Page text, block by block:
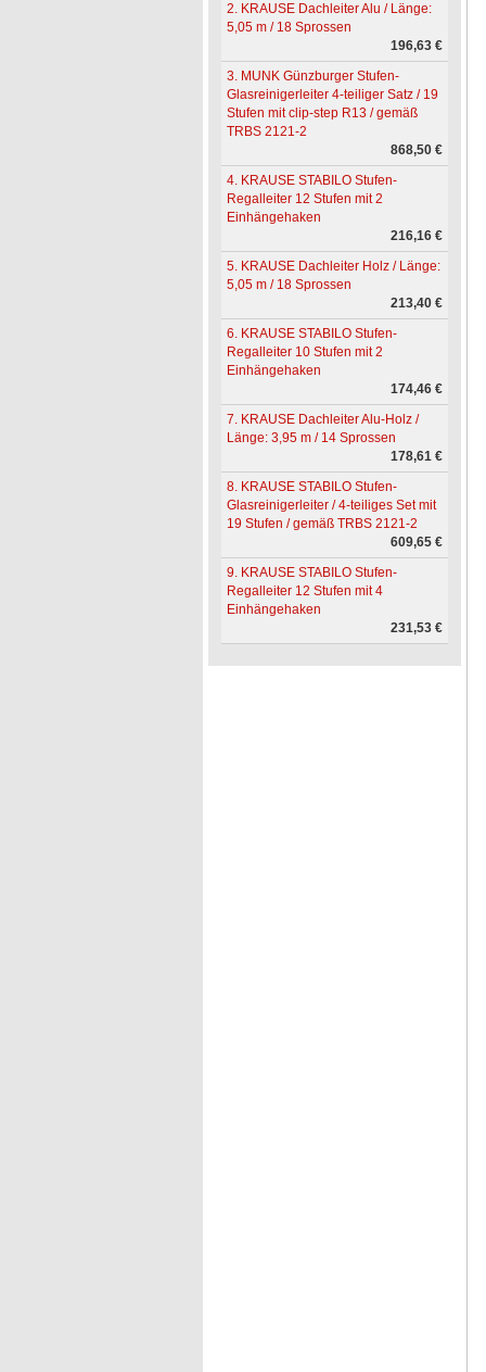
2. KRAUSE Dachleiter Alu / Länge:
5,05 m / 18 Sprossen
196,63 €
3. MUNK Günzburger Stufen-
Glasreinigerleiter 4-teiliger Satz / 19
Stufen mit clip-step R13 / gemäß
TRBS 2121-2
868,50 €
4. KRAUSE STABILO Stufen-
Regalleiter 12 Stufen mit 2
Einhängehaken
216,16 €
5. KRAUSE Dachleiter Holz / Länge:
5,05 m / 18 Sprossen
213,40 €
6. KRAUSE STABILO Stufen-
Regalleiter 10 Stufen mit 2
Einhängehaken
174,46 €
7. KRAUSE Dachleiter Alu-Holz /
Länge: 3,95 m / 14 Sprossen
178,61 €
8. KRAUSE STABILO Stufen-
Glasreinigerleiter / 4-teiliges Set mit
19 Stufen / gemäß TRBS 2121-2
609,65 €
9. KRAUSE STABILO Stufen-
Regalleiter 12 Stufen mit 4
Einhängehaken
231,53 €